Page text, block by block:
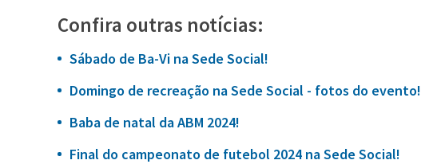
Confira outras notícias:
Sábado de Ba-Vi na Sede Social!
Domingo de recreação na Sede Social - fotos do evento!
Baba de natal da ABM 2024!
Final do campeonato de futebol 2024 na Sede Social!